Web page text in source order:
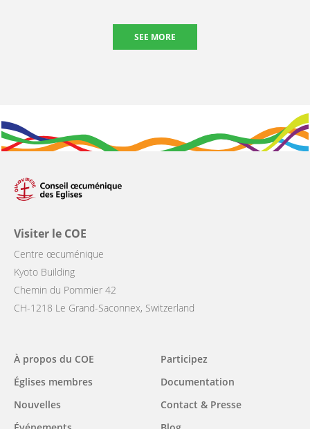
SEE MORE
Visiter le COE
Centre œcuménique
Kyoto Building
Chemin du Pommier 42
CH-1218 Le Grand-Saconnex, Switzerland
Main
navigation
À propos du COE
Églises membres
Nouvelles
Participez
Documentation
Contact & Presse